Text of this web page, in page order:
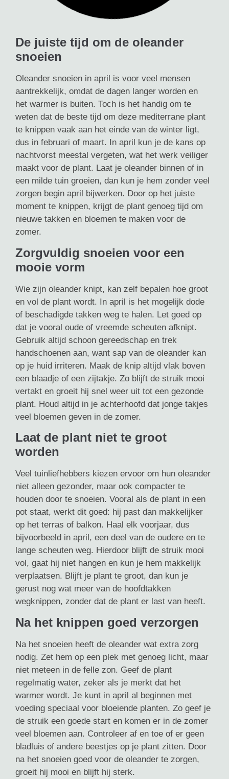
De juiste tijd om de oleander
snoeien
Oleander snoeien in april is voor veel mensen
aantrekkelijk, omdat de dagen langer worden en
het warmer is buiten. Toch is het handig om te
weten dat de beste tijd om deze mediterrane plant
te knippen vaak aan het einde van de winter ligt,
dus in februari of maart. In april kun je de kans op
nachtvorst meestal vergeten, wat het werk veiliger
maakt voor de plant. Laat je oleander binnen of in
een milde tuin groeien, dan kun je hem zonder veel
zorgen begin april bijwerken. Door op het juiste
moment te knippen, krijgt de plant genoeg tijd om
nieuwe takken en bloemen te maken voor de
zomer.
Zorgvuldig snoeien voor een
mooie vorm
Wie zijn oleander knipt, kan zelf bepalen hoe groot
en vol de plant wordt. In april is het mogelijk dode
of beschadigde takken weg te halen. Let goed op
dat je vooral oude of vreemde scheuten afknipt.
Gebruik altijd schoon gereedschap en trek
handschoenen aan, want sap van de oleander kan
op je huid irriteren. Maak de knip altijd vlak boven
een blaadje of een zijtakje. Zo blijft de struik mooi
vertakt en groeit hij snel weer uit tot een gezonde
plant. Houd altijd in je achterhoofd dat jonge takjes
veel bloemen geven in de zomer.
Laat de plant niet te groot
worden
Veel tuinliefhebbers kiezen ervoor om hun oleander
niet alleen gezonder, maar ook compacter te
houden door te snoeien. Vooral als de plant in een
pot staat, werkt dit goed: hij past dan makkelijker
op het terras of balkon. Haal elk voorjaar, dus
bijvoorbeeld in april, een deel van de oudere en te
lange scheuten weg. Hierdoor blijft de struik mooi
vol, gaat hij niet hangen en kun je hem makkelijk
verplaatsen. Blijft je plant te groot, dan kun je
gerust nog wat meer van de hoofdtakken
wegknippen, zonder dat de plant er last van heeft.
Na het knippen goed verzorgen
Na het snoeien heeft de oleander wat extra zorg
nodig. Zet hem op een plek met genoeg licht, maar
niet meteen in de felle zon. Geef de plant
regelmatig water, zeker als je merkt dat het
warmer wordt. Je kunt in april al beginnen met
voeding speciaal voor bloeiende planten. Zo geef je
de struik een goede start en komen er in de zomer
veel bloemen aan. Controleer af en toe of er geen
bladluis of andere beestjes op je plant zitten. Door
na het snoeien goed voor de oleander te zorgen,
groeit hij mooi en blijft hij sterk.